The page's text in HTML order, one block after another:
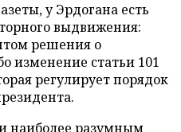
у Эрдогана есть
выдвижения:
решения о
изменение статьи 101
регулирует порядок
наиболее разумным